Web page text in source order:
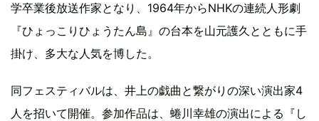
学卒業後放送作家となり、1964年からNHKの連続人形劇
『ひょっこりひょうたん島』の台本を山元護久とともに手
掛け、多大な人気を博した。
同フェスティバルは、井上の戯曲と繋がりの深い演出家4
人を招いて開催。参加作品は、蜷川幸雄の演出による『し